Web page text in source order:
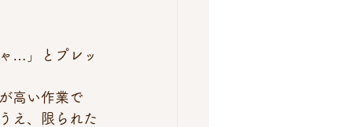
…」とプレッ
高い作業で
え、限られた